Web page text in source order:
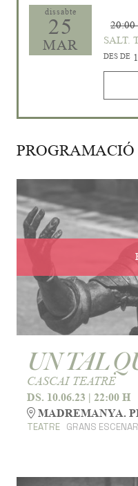
dissabte
25
MAR
20:00
SALT.
DES DE
UN TAL
CASCAI TEATRE
DS. 10.06.23 | 22:00 H
MADREMANYA.
TEATRE GRANS